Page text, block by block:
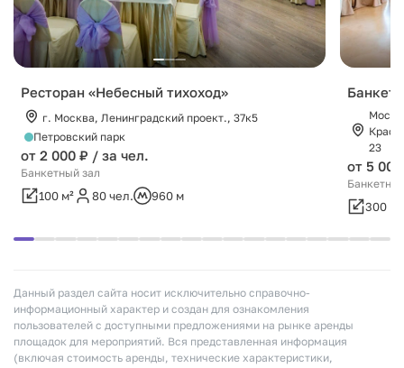
Ресторан «Небесный тихоход»
г. Москва, Ленинградский проект., 37к5
Петровский парк
от 2 000 ₽ / за чел.
Банкетный зал
100 м² 80 чел. 960 м
23
от 5
300 м²
Данный раздел сайта носит исключительно справочно-
информационный характер и создан для ознакомления
пользователей с доступными предложениями на рынке аренды
площадок для мероприятий. Вся представленная информация
(включая стоимость аренды, технические характеристики,